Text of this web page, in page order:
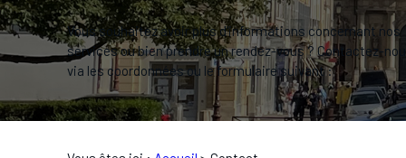
Vous souhaitez avoir plus d'informations concernant nos
services ou bien prendre un rendez-vous ? Contactez-nous
via les coordonnées ou le formulaire suivant :